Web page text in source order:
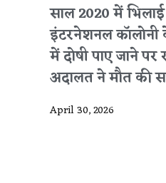
साल 2020 में
इंटरनेशनल कॉलोनी
में दोषी पाए जाने पर
अदालत ने मौत की
April 30, 2026